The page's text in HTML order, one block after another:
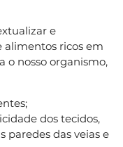
e
alimentos ricos em
o nosso organismo,
dos tecidos,
paredes das veias e